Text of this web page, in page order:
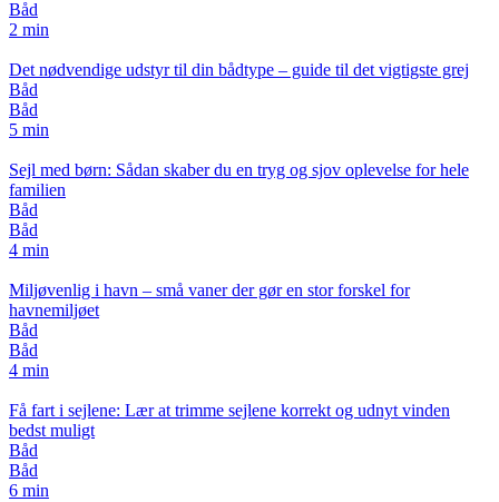
Båd
2 min
Det nødvendige udstyr til din bådtype – guide til det vigtigste grej
Båd
Båd
5 min
Sejl med børn: Sådan skaber du en tryg og sjov oplevelse for hele
familien
Båd
Båd
4 min
Miljøvenlig i havn – små vaner der gør en stor forskel for
havnemiljøet
Båd
Båd
4 min
Få fart i sejlene: Lær at trimme sejlene korrekt og udnyt vinden
bedst muligt
Båd
Båd
6 min